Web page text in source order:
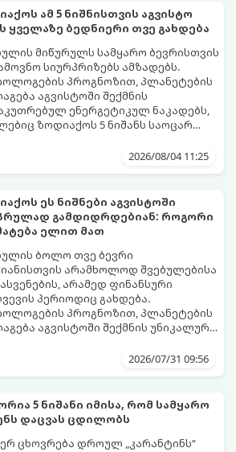
გადადებასა და ხარჯების
კონტროლს. თუმცა, ახლა სიტუაცია
შეიცვლება.
რომლებიც უსასრულო
უკან დაიხევს, ამასთან ერთად კი
მეტი ნდობა მომავლის მიმართ.
პერიოდის შემდეგ ეს ნიშნები
ამოისუნთქონ და დაინახონ
შესაძლებლობები.
ამ 5 ნიშნისთვის აგვისტო
ყველაზე ბედნიერი თვე გახდება
მიწურულს სამყარო ბევრისთვის
სიურპრიზებს ამზადებს.
პროგნოზით, პლანეტების
აგვისტოში შექმნის
ენერგეტიკულ ნაკადებს,
ზოდიაქოს 5 ნიშანს საოცარ
ბედნიერი თვე აღმოჩნდება.
2026/08/04 11:25
ეს ნიშნები აგვისტოში
გამდიდრდებიან: როგორი
ელით მათ
ბოლო თვე ბევრი
არამხოლოდ შვებულებისა
არამედ ფინანსური
პერიოდიც გახდება.
პროგნოზით, პლანეტების
აგვისტოში შექმნის უნიკალურ
4 ნიშანს ფინანსური წარმატების
ვისაც აგვისტოში ფინანსური
2026/07/31 09:56
5 ნიშანი იმისა, რომ სამყარო
დაცვას ცდილობს
ცხოვრება დროულ „კარანტინს“